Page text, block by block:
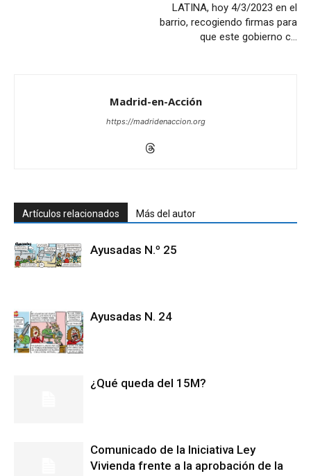
LATINA, hoy 4/3/2023 en el
barrio, recogiendo firmas para
que este gobierno c…
Madrid-en-Acción
https://madridenaccion.org
Artículos relacionados Más del autor
Ayusadas N.º 25
Ayusadas N. 24
¿Qué queda del 15M?
Comunicado de la Iniciativa Ley
Vivienda frente a la aprobación de la